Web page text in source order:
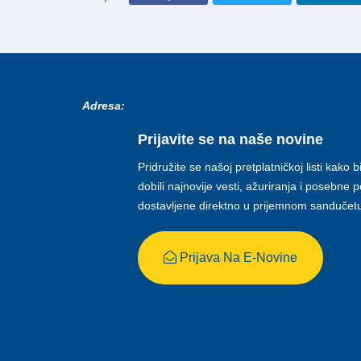
Adresa:
Prijavite se na naše novine
Pridružite se našoj pretplatničkoj listi kako
dobili najnovije vesti, ažuriranja i posebne
dostavljene direktno u prijemnom
Prijava Na E-Novine